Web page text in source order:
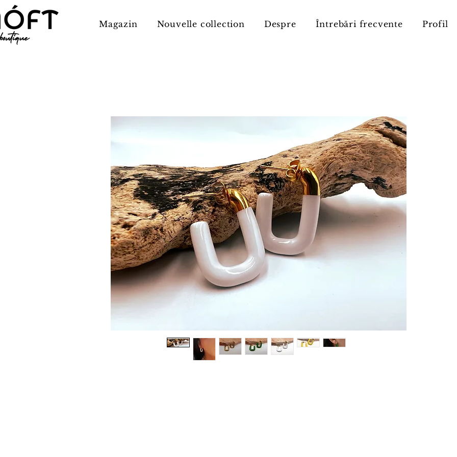
Magazin Nouvelle collection Despre Întrebări frecvente Profil